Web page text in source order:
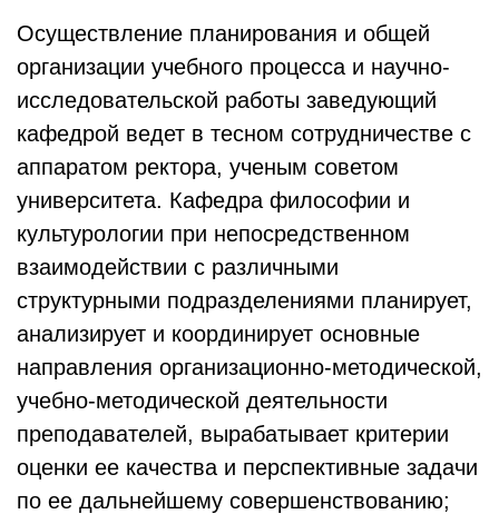
Осуществление планирования и общей
организации учебного процесса и научно-
исследовательской работы заведующий
кафедрой ведет в тесном сотрудничестве с
аппаратом ректора, ученым советом
университета. Кафедра философии и
культурологии при непосредственном
взаимодействии с различными
структурными подразделениями планирует,
анализирует и координирует основные
направления организационно-методической,
учебно-методической деятельности
преподавателей, вырабатывает критерии
оценки ее качества и перспективные задачи
по ее дальнейшему совершенствованию;